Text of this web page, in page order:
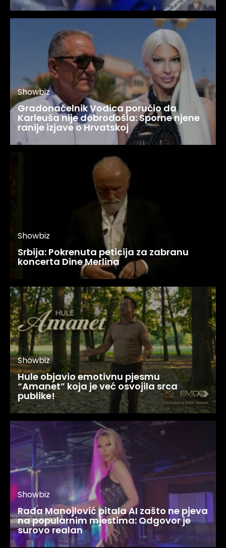
Showbiz
Gradonačelnik Vodica poručio da
Karleuša nije dobrodošla: Sporne njene
ranije izjave o Hrvatskoj
Showbiz
Srbija: Pokrenuta peticija za zabranu
koncerta Dine Merlina
Showbiz
Hule objavio emotivnu pjesmu
“Amanet” koja je već osvojila srca
publike!
Showbiz
Rada Manojlović pitala AI zašto ne pjeva
na popularnim mjestima: Odgovor je
surovo realan